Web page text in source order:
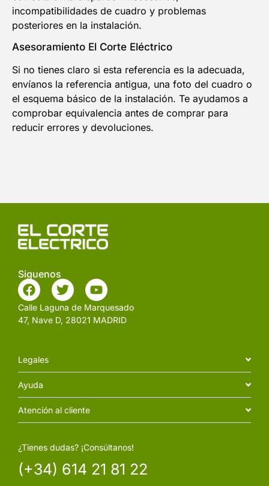
incompatibilidades de cuadro y problemas
posteriores en la instalación.
Asesoramiento El Corte Eléctrico
Si no tienes claro si esta referencia es la adecuada,
envíanos la referencia antigua, una foto del cuadro o
el esquema básico de la instalación. Te ayudamos a
comprobar equivalencia antes de comprar para
reducir errores y devoluciones.
Siguenos
Calle Laguna de Marquesado
47, Nave D, 28021 MADRID
Legales
Ayuda
Atención al cliente
¿Tienes dudas? ¡Consúltanos!
(+34) 614 21 81 22